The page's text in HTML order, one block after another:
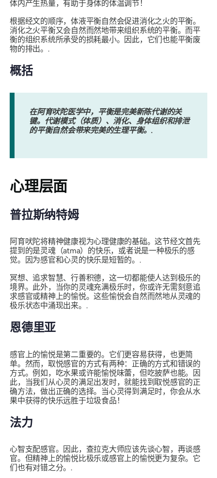
体内产生热量，有助于身体的体温调节！
根据经文的顺序，体液平衡自然会促进消化之火的平衡。
消化之火平衡又会自然而然地带来组织系统的平衡。而平
衡的组织系统所承受的损耗最小。因此，它们也能平衡废
物的排出。.
概括
在阿育吠陀医学中，平衡是完美新陈代谢的关
键。代谢模式（体质）、消化、身体组织和排泄
的平衡自然会带来完美的生理平衡。.
心理层面
普拉斯纳特姆
阿育吠陀将精神健康视为心理健康的基础。这节经文首先
提到的是灵魂（atma）的快乐，或者说是一种极乐的感
觉。因为感官和心灵的快乐是短暂的。.
冥想、追求智慧、行善积德，这一切都能使人达到极乐的
境界。此外，当你的灵魂充满极乐时，你或许无需刻意追
求感官或精神上的愉悦。这些愉悦会自然而然地从灵魂的
极乐状态中涌现出来。.
恩德里亚
感官上的愉悦是第二重要的。它们更容易获得，也更简
单。然而，取悦感官的方式有两种：正确的方式和错误的
方式。例如，吃水果或许能愉悦味蕾，但吃披萨也能。因
此，当我们从心灵的满足出发时，就能找到取悦感官的正
确方法，做出正确的选择。当心灵得到满足时，你会从水
果中获得的快乐远胜于垃圾食品！
法力
心智支配感官。因此，查拉克大师应该先谈心智，再谈感
官。但精神上的愉悦比极乐或感官上的愉悦更为复杂。它
们也有对错之分。.